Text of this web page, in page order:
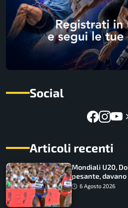
Social
Articoli recenti
Mondiali U20,
pesante,
Non ho nulla da
6 Agosto 2026